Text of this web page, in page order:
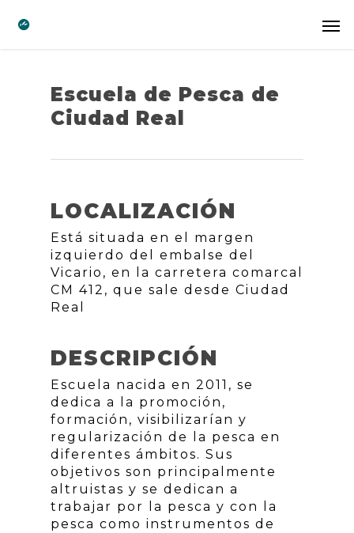
Escuela de Pesca de
Ciudad Real
LOCALIZACIÓN
Está situada en el margen
izquierdo del embalse del
Vicario, en la carretera comarcal
CM 412, que sale desde Ciudad
Real
DESCRIPCIÓN
Escuela nacida en 2011, se
dedica a la promoción,
formación, visibilizarían y
regularización de la pesca en
diferentes ámbitos. Sus
objetivos son principalmente
altruistas y se dedican a
trabajar por la pesca y con la
pesca como instrumentos de